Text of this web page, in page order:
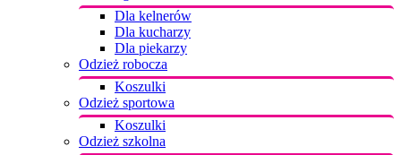
Dla kelnerów
Dla kucharzy
Dla piekarzy
Odzież robocza
Koszulki
Odzież sportowa
Koszulki
Odzież szkolna